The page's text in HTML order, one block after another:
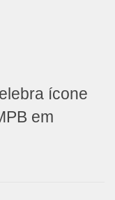
ícone
em